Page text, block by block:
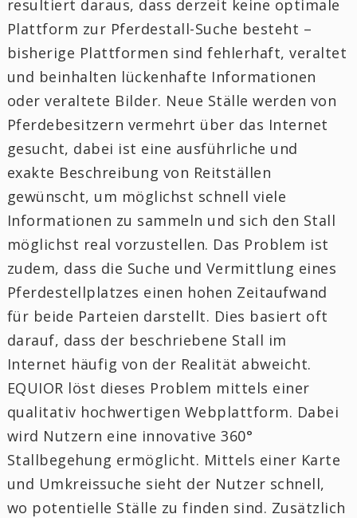
resultiert daraus, dass derzeit keine optimale
Plattform zur Pferdestall-Suche besteht –
bisherige Plattformen sind fehlerhaft, veraltet
und beinhalten lückenhafte Informationen
oder veraltete Bilder. Neue Ställe werden von
Pferdebesitzern vermehrt über das Internet
gesucht, dabei ist eine ausführliche und
exakte Beschreibung von Reitställen
gewünscht, um möglichst schnell viele
Informationen zu sammeln und sich den Stall
möglichst real vorzustellen. Das Problem ist
zudem, dass die Suche und Vermittlung eines
Pferdestellplatzes einen hohen Zeitaufwand
für beide Parteien darstellt. Dies basiert oft
darauf, dass der beschriebene Stall im
Internet häufig von der Realität abweicht.
EQUIOR löst dieses Problem mittels einer
qualitativ hochwertigen Webplattform. Dabei
wird Nutzern eine innovative 360°
Stallbegehung ermöglicht. Mittels einer Karte
und Umkreissuche sieht der Nutzer schnell,
wo potentielle Ställe zu finden sind. Zusätzlich